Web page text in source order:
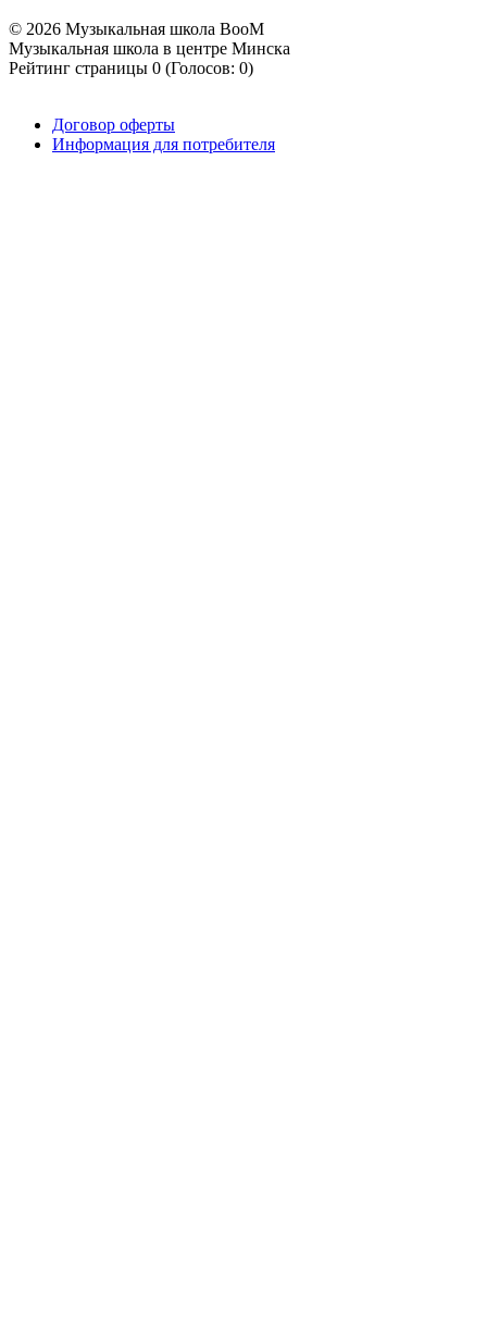
© 2026 Музыкальная школа BooM
Музыкальная школа в центре Минска
Рейтинг страницы 0 (Голосов: 0)
Договор оферты
Информация для потребителя